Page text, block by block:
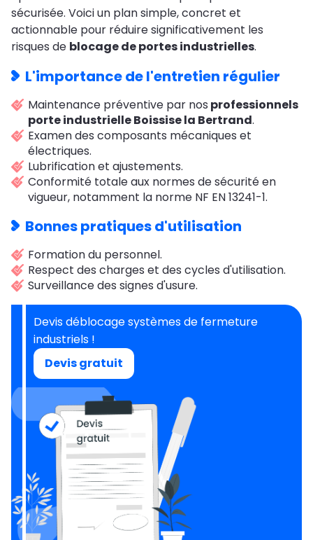
sécurisée. Voici un plan simple, concret et
actionnable pour réduire significativement les
risques de blocage de portes industrielles.
L'importance de l'entretien régulier
Maintenance préventive par nos professionnels
porte industrielle Boissise la Bertrand.
Examen des composants mécaniques et
électriques.
Lubrification et ajustements.
Conformité totale aux normes de sécurité en
vigueur, notamment la norme NF EN 13241-1.
Bonnes pratiques d'utilisation
Formation du personnel.
Respect des charges et des cycles d'utilisation.
Surveillance des signes d'usure.
Devis déblocage systèmes de fermeture
industriels !
Devis gratuit